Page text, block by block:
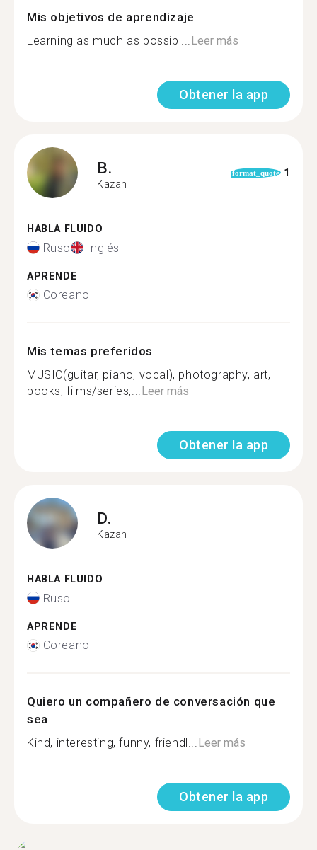
Mis objetivos de aprendizaje
Learning as much as possibl...Leer más
Obtener la app
B.
Kazan
format_quote 1
HABLA FLUIDO
Ruso Inglés
APRENDE
Coreano
Mis temas preferidos
MUSIC(guitar, piano, vocal), photography, art,
books, films/series,...Leer más
Obtener la app
D.
Kazan
HABLA FLUIDO
Ruso
APRENDE
Coreano
Quiero un compañero de conversación que
sea
Kind, interesting, funny, friendl...Leer más
Obtener la app